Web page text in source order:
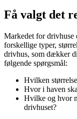
Få valgt det
Markedet for drivhuse
forskellige typer,
drivhus, som dækker
følgende spørgsmål:
Hvilken
Hvor i haven
Hvilke og hvor
drivhuset?